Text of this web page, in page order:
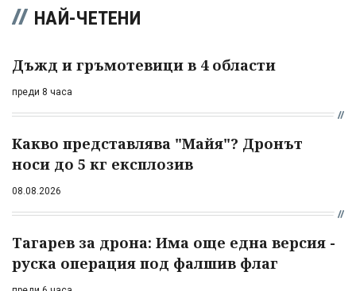
НАЙ-ЧЕТЕНИ
Дъжд и гръмотевици в 4 области
преди 8 часа
Какво представлява "Майя"? Дронът
носи до 5 кг експлозив
08.08.2026
Тагарев за дрона: Има още една версия -
руска операция под фалшив флаг